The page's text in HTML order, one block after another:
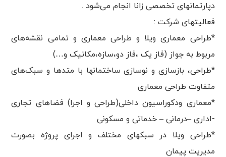
دپارتمانهای تخصصی زانا انجام می‌شود .
فعالیتهای شرکت :
*طراحی معماری ویلا و طراحی معماری و تمامی نقشه‌های
مربوط به جواز (فاز یک ،فاز دو،سازه،مکانیک و…)
*طراحی، بازسازی و نوسازی ساختمانها با متد‌ها و سبک‌های
متفاوت طراحی معماری
*معماری ودکوراسیون داخلی(طراحی و اجرا) فضاهای تجاری
-اداری –درمانی – خدماتی و مسکونی
*طراحی ویلا در سبکهای مختلف و اجرای پروژه بصورت
مدیریت پیمان